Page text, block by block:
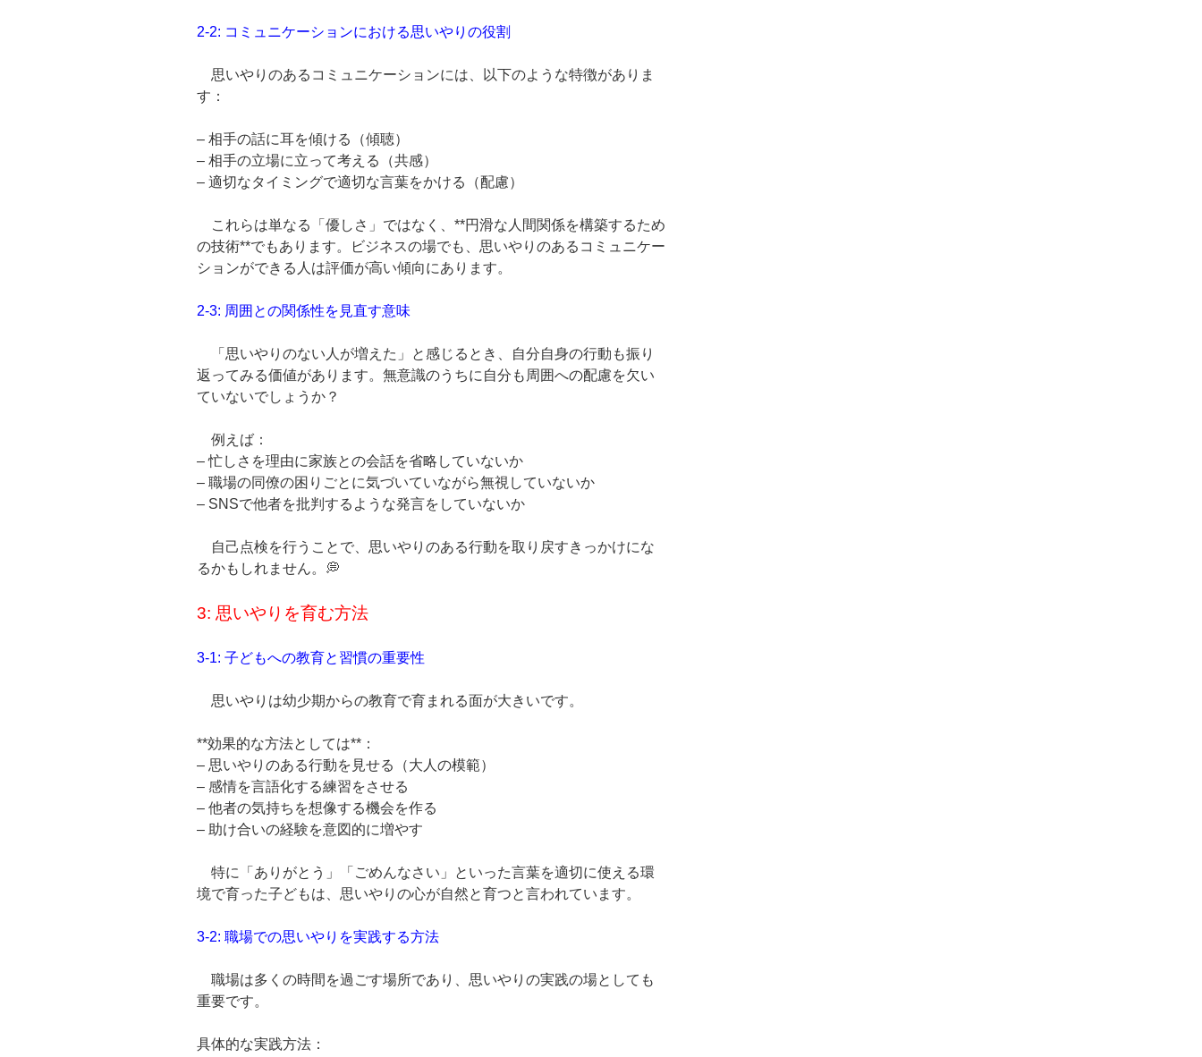
2-2: コミュニケーションにおける思いやりの役割
思いやりのあるコミュニケーションには、以下のような特徴がありま
す：
– 相手の話に耳を傾ける（傾聴）
– 相手の立場に立って考える（共感）
– 適切なタイミングで適切な言葉をかける（配慮）
これらは単なる「優しさ」ではなく、**円滑な人間関係を構築するため
の技術**でもあります。ビジネスの場でも、思いやりのあるコミュニケー
ションができる人は評価が高い傾向にあります。
2-3: 周囲との関係性を見直す意味
「思いやりのない人が増えた」と感じるとき、自分自身の行動も振り
返ってみる価値があります。無意識のうちに自分も周囲への配慮を欠い
ていないでしょうか？
例えば：
– 忙しさを理由に家族との会話を省略していないか
– 職場の同僚の困りごとに気づいていながら無視していないか
– SNSで他者を批判するような発言をしていないか
自己点検を行うことで、思いやりのある行動を取り戻すきっかけにな
るかもしれません。💭
3: 思いやりを育む方法
3-1: 子どもへの教育と習慣の重要性
思いやりは幼少期からの教育で育まれる面が大きいです。
**効果的な方法としては**：
– 思いやりのある行動を見せる（大人の模範）
– 感情を言語化する練習をさせる
– 他者の気持ちを想像する機会を作る
– 助け合いの経験を意図的に増やす
特に「ありがとう」「ごめんなさい」といった言葉を適切に使える環
境で育った子どもは、思いやりの心が自然と育つと言われています。
3-2: 職場での思いやりを実践する方法
職場は多くの時間を過ごす場所であり、思いやりの実践の場としても
重要です。
具体的な実践方法：